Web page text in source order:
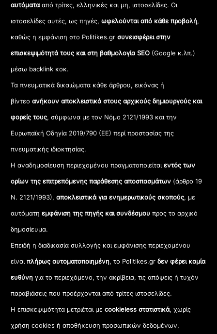
αυτόματααπό τρίτες, ελληνικές και μη, ιστοσελίδες. Οι
ιστοσελίδες αυτές, ως πηγές,ωφελούνται από κάθε προβολή,
καθώς η εμφάνιση στο Politikes.gr συνεισφέρει στην
επισκεψιμότητά τους και στη βαθμολογία SEO (Google κ.λπ.)
μέσω backlink κοκ.
Τα πνευματικά δικαιώματα κάθε άρθρου, εικόνας ή
βίντεοανήκουν αποκλειστικά στους αρχικούς δημιουργούς και
φορείς τους, σύμφωνα με τον Νόμο 2121/1993 και την
Ευρωπαϊκή Οδηγία 2019/790 (ΕΕ) περί προστασίας της
πνευματικής ιδιοκτησίας.
Η αναδημοσίευση περιεχομένου πραγματοποιείταιεντός των
ορίων της επιτρεπόμενης παράθεσης αποσπασμάτων (άρθρο 19
Ν. 2121/1993), αποκλειστικά για ενημερωτικούς σκοπούς, με
αυτόματηεμφάνιση της πηγής και συνδέσμου προς το αρχικό
δημοσίευμα.
Επειδή η διαδικασία συλλογής και εμφάνισης περιεχομένου
είναιπλήρως αυτοματοποιημένη, το Politikes.grδεν φέρει καμία
ευθύνη για το περιεχόμενο, την ακρίβεια, τις απόψεις ή τυχόν
παραβιάσεις που προέρχονται από τρίτες ιστοσελίδες.
Η επισκεψιμότητα μετριέται μεcookieless στατιστικά, χωρίς
χρήση cookies ή αποθήκευση προσωπικών δεδομένων,